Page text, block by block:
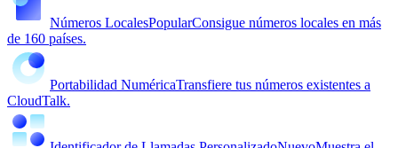
Números LocalesPopularConsigue números locales en más
de 160 países.
Portabilidad NuméricaTransfiere tus números existentes a
CloudTalk.